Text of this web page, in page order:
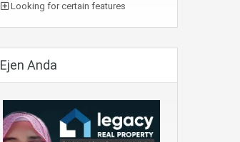
Looking for certain features
Ejen Anda